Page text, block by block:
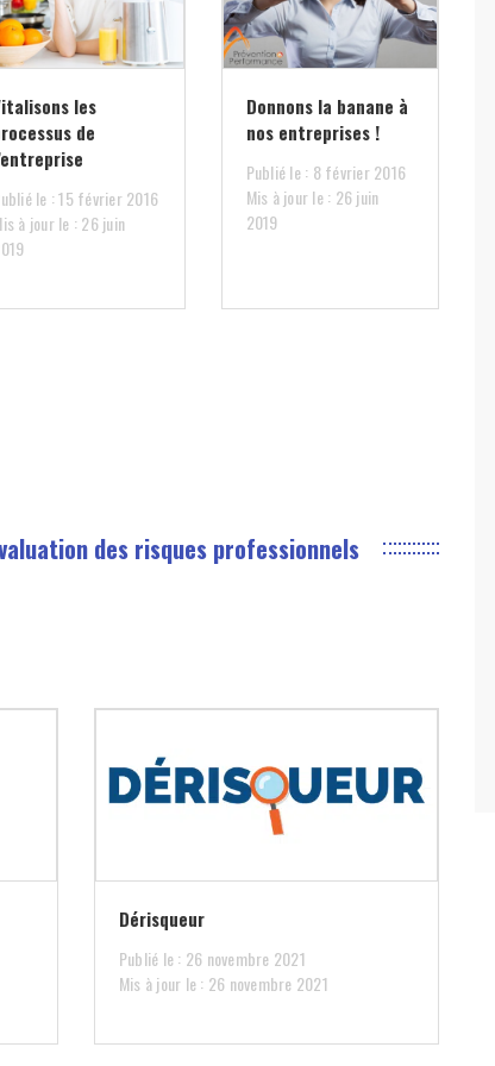
les
de
le : 15 février 2016
à jour le : 26 juin
Donnons la banane à
nos entreprises !
Publié le : 8 février 2016
Mis à jour le : 26 juin
2019
des risques professionnels
Dérisqueur
Publié le : 26 novembre 2021
Mis à jour le : 26 novembre 2021